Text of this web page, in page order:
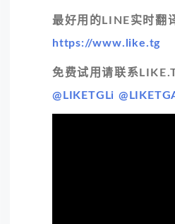
最好用的LINE实时翻
https://www.like.tg
免费试用请联系
@LIKETGLi